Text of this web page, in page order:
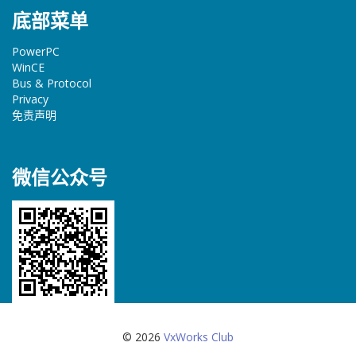
底部菜单
PowerPC
WinCE
Bus & Protocol
Privacy
免责声明
微信公众号
© 2026 VxWorks Club